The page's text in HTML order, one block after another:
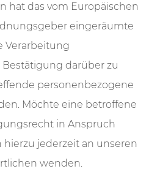
hat das vom Europäischen
eingeräumte
Verarbeitung
darüber zu
personenbezogene
Möchte eine betroffene
in Anspruch
hierzu jederzeit an unseren
wenden.